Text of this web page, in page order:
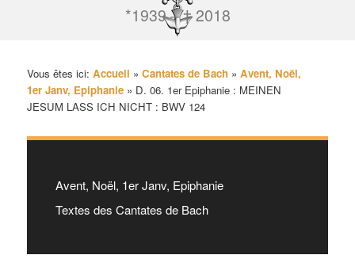
*1939 – † 2018
Vous êtes ici:Accueil »Cantates de Bach »Avent, Noël,
1er Janv, Epiphanie » D. 06. 1er Epiphanie : MEINEN
JESUM LASS ICH NICHT : BWV 124
Avent, Noël, 1er Janv, Epiphanie
Textes des Cantates de Bach